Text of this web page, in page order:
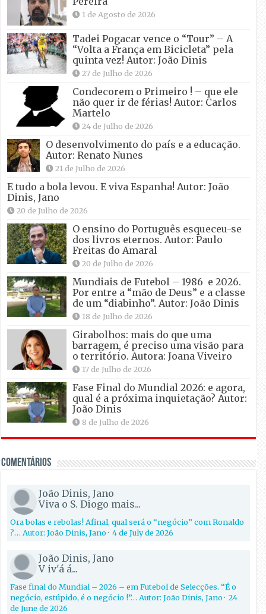
1 de Agosto de 2026
Tadei Pogacar vence o “Tour” – A
“Volta a França em Bicicleta” pela
quinta vez! Autor: João Dinis
27 de Julho de 2026
Condecorem o Primeiro ! – que ele
não quer ir de férias! Autor: Carlos
Martelo
24 de Julho de 2026
O desenvolvimento do país e a educação.
Autor: Renato Nunes
21 de Julho de 2026
E tudo a bola levou. E viva Espanha! Autor: João
Dinis, Jano
20 de Julho de 2026
O ensino do Português esqueceu-se
dos livros eternos. Autor: Paulo
Freitas do Amaral
20 de Julho de 2026
Mundiais de Futebol – 1986 e 2026.
Por entre a “mão de Deus” e a classe
de um “diabinho”. Autor: João Dinis
18 de Julho de 2026
Girabolhos: mais do que uma
barragem, é preciso uma visão para
o território. Autora: Joana Viveiro
17 de Julho de 2026
Fase Final do Mundial 2026: e agora,
qual é a próxima inquietação? Autor:
João Dinis
8 de Julho de 2026
Comentários
João Dinis, Jano
Viva o S. Diogo mais...
Ora bolas e rebolas! Afinal, qual será o “negócio” com Ronaldo
?… Autor: João Dinis, Jano·4 de July de 2026
João Dinis, Jano
V iv'á á...
Fase final do Mundial – 2026 – em Futebol de Selecções. “É o
negócio, estúpido, é o negócio !”… Autor: João Dinis, Jano·24
de June de 2026